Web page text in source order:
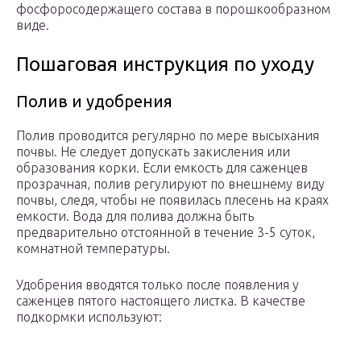
фосфоросодержащего состава в порошкообразном
виде.
Пошаговая инструкция по уходу
Полив и удобрения
Полив проводится регулярно по мере высыхания
почвы. Не следует допускать закисления или
образования корки. Если емкость для саженцев
прозрачная, полив регулируют по внешнему виду
почвы, следя, чтобы не появилась плесень на краях
емкости. Вода для полива должна быть
предварительно отстоянной в течение 3-5 суток,
комнатной температуры.
Удобрения вводятся только после появления у
саженцев пятого настоящего листка. В качестве
подкормки используют: